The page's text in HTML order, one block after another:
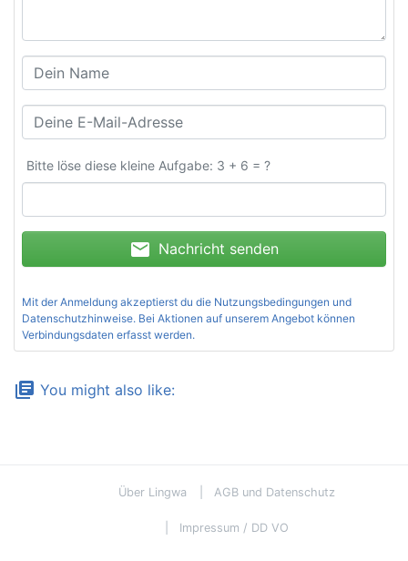
Bitte löse diese kleine Aufgabe: 3 + 6 = ?
mail Nachricht senden
Mit der Anmeldung akzeptierst du die Nutzungsbedingungen und
Datenschutzhinweise. Bei Aktionen auf unserem Angebot können
Verbindungsdaten erfasst werden.
library_books You might also like:
Über Lingwa AGB und Datenschutz
Impressum / DD VO